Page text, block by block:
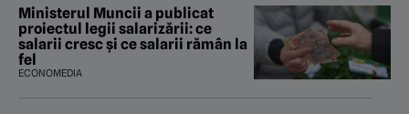
Ministerul Muncii a publicat
proiectul legii salarizării: ce
salarii cresc și ce salarii rămân la
fel
ECONOMEDIA